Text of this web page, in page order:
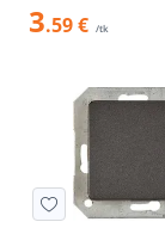
3.59 € /tk